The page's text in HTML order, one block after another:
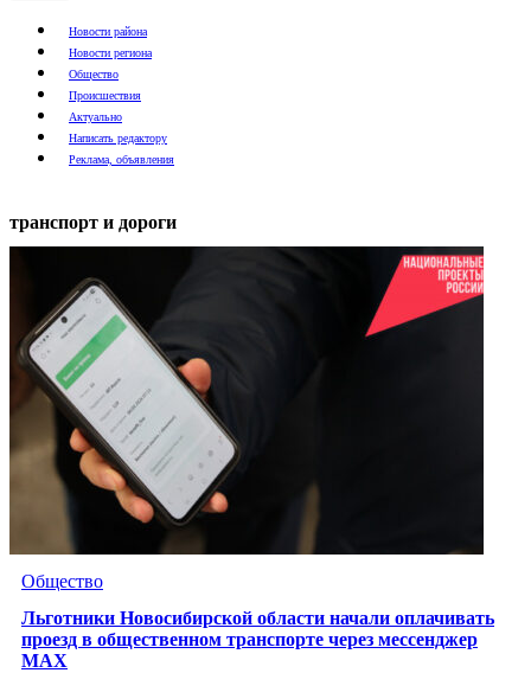
Новости района
Новости региона
Общество
Происшествия
Актуально
Написать редактору
Реклама, объявления
транспорт и дороги
Общество
Льготники Новосибирской области начали оплачивать
проезд в общественном транспорте через мессенджер
MAX